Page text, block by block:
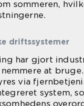
sommeren,
driftssystemer
har gjort
at
via
system,